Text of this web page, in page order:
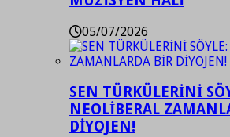
05/07/2026
SEN TÜRKÜLERİNİ
NEOLİBERAL
DİYOJEN!